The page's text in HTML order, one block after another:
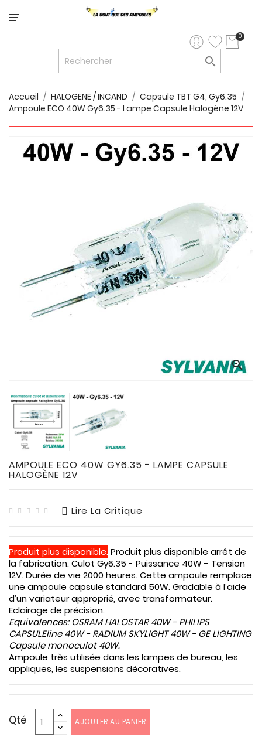
Catégorie
12V/24V
LUMINAIRES
INTERIEURS
LUMINAIRES
EXTERIEURS
ACCESSOIRES
ECLAIRAGES
TUBES
FLUORESCENTS
HALOGENE
INCAND
0

Accueil HALOGENE / INCAND
Capsule TBT G4, Gy6.35
Ampoule ECO 40W Gy6.35 - Lampe Capsule Halogène 12V

AMPOULE ECO 40W GY6.35 - LAMPE CAPSULE
HALOGÈNE 12V
Lire La Critique
Produit plus disponible.Produit plus disponible arrêt de
la fabrication. Culot Gy6.35 - Puissance 40W - Tension
12V. Durée de vie 2000 heures. Cette ampoule remplace
une ampoule capsule standard 50W. Gradable à l’aide
d’un variateur approprié, avec transformateur.
Eclairage de précision.
Equivalences: OSRAM HALOSTAR 40W - PHILIPS
CAPSULEline 40W - RADIUM SKYLIGHT 40W -GE LIGHTING
Capsule monoculot 40W.
Ampoule très utilisée dans les lampes de bureau, les
appliques, les suspensions décoratives.
Qté AJOUTER AU PANIER